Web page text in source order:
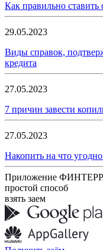
Как правильно
29.05.2023
Виды справок,
кредита
27.05.2023
7 причин завести
27.05.2023
Накопить на что
Приложение
простой способ
взять заем